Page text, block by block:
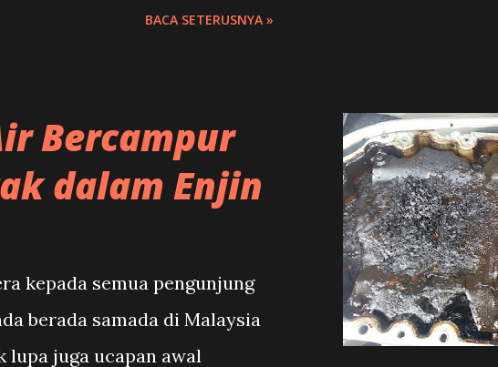
beberapa simptom
BACA SETERUSNYA »
Bercampur
dalam Enjin
kepada semua pengunjung
berada samada di Malaysia
lupa juga ucapan awal